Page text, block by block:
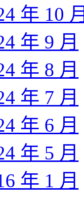
年 10 月
年 9 月
年 8 月
年 7 月
年 6 月
年 5 月
年 1 月